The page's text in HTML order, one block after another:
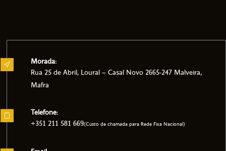
Morada:
Rua 25 de Abril, Loural – Casal Novo 2665-247 Malveira,
Mafra
Telefone:
+351 211 581 669(Custo de chamada para Rede Fixa Nacional)